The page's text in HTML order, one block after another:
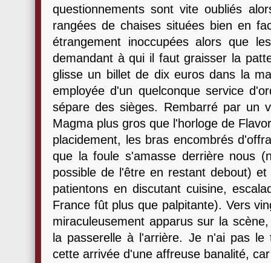
questionnements sont vite oubliés
rangées de chaises situées bien en
étrangement inoccupées alors que
demandant à qui il faut graisser la
glisse un billet de dix euros dans la
employée d'un quelconque service
sépare des sièges. Rembarré par un
Magma plus gros que l'horloge de
placidement, les bras encombrés
que la foule s'amasse derrière nous
possible de l'être en restant debout)
patientons en discutant cuisine,
France fût plus que palpitante). Vers
miraculeusement apparus sur la
la passerelle à l'arrière. Je n'ai pas
cette arrivée d'une affreuse banalité,